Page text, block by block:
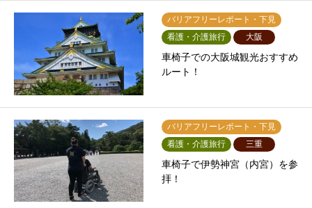
バリアフリーレポート・下見
看護・介護旅行
大阪
車椅子での大阪城観光おすすめ
ルート！
バリアフリーレポート・下見
看護・介護旅行
三重
車椅子で伊勢神宮（内宮）を参
拝！